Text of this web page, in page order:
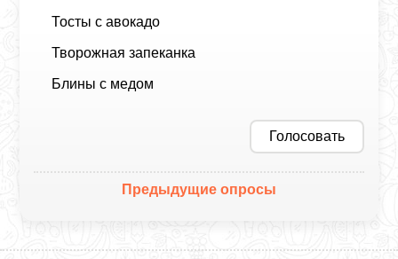
Тосты с авокадо
Творожная запеканка
Блины с медом
Голосовать
Предыдущие опросы